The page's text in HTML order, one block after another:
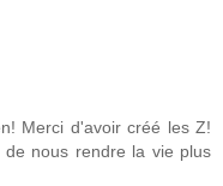
Merci d'avoir créé les Z!
nous rendre la vie plus